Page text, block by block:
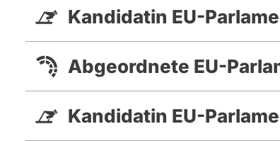
Kandidatin EU-
Abgeordnete EU-
Kandidatin EU-